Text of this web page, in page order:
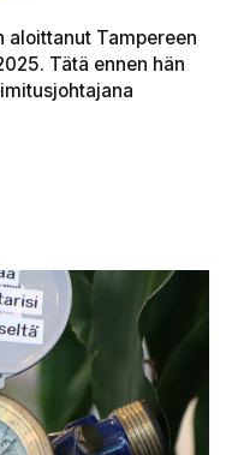
aloittanut Tampereen
Tätä ennen hän